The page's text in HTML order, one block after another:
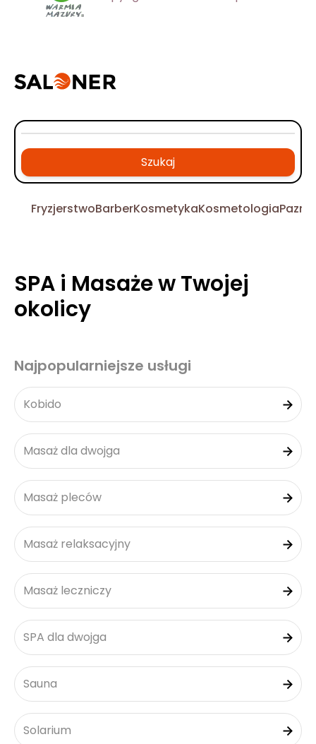
Szukaj
FryzjerstwoBarberKosmetykaKosmetologia
SPA i Masaże w Twojej
okolicy
Najpopularniejsze usługi
Kobido
Masaż dla dwojga
Masaż pleców
Masaż relaksacyjny
Masaż leczniczy
SPA dla dwojga
Sauna
Solarium